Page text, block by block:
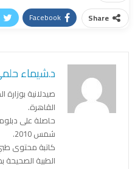
Share
Facebook
د.شيماء
القاهرة.
حاصلة على
شمس 2010.
كاتبة محتوى
الطبية